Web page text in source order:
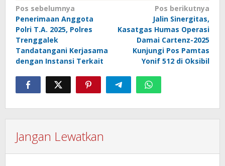
Navigasi
pos
Pos sebelumnya
Penerimaan Anggota
Polri T.A. 2025, Polres
Trenggalek
Tandatangani Kerjasama
dengan Instansi Terkait
Pos berikutnya
Jalin Sinergitas,
Kasatgas Humas Operasi
Damai Cartenz-2025
Kunjungi Pos Pamtas
Yonif 512 di Oksibil
Jangan Lewatkan